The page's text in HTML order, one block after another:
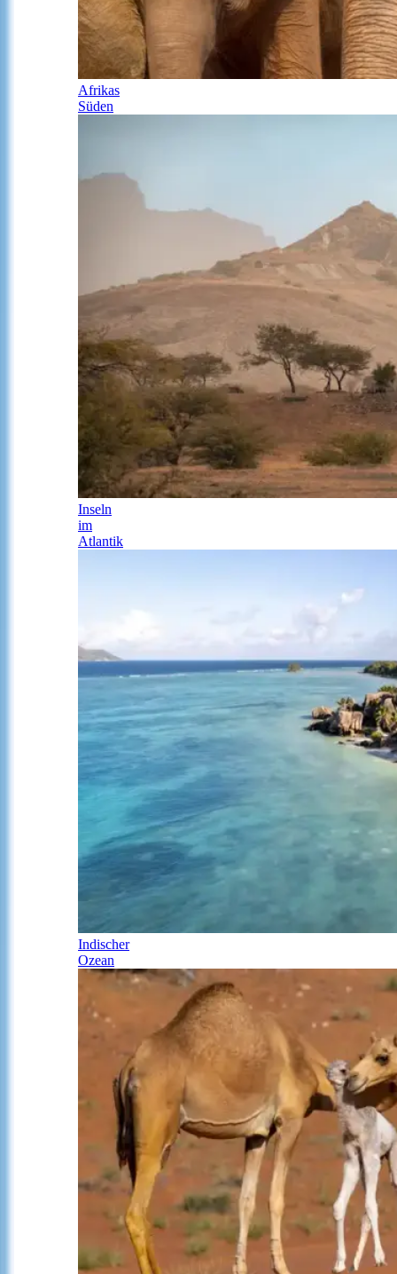
Afrikas
Süden
Inseln
im
Atlantik
Indischer
Ozean